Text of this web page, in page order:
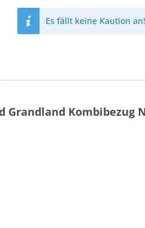
Es fällt keine Kaution an!
Grandland Kombibezug